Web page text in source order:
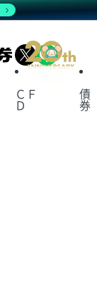
X
ＣＦ
Ｄ
債
券